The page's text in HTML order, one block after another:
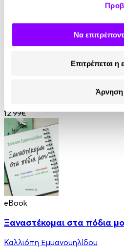
Να
Επιτρέπεται η
Άρνηση
12.99€
eBook
Ξαναστέκομαι στα πόδια
Καλλιόπη Εμμανουηλίδου